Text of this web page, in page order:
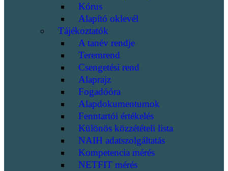
Kórus
Alapító oklevél
Tájékoztatók
A tanév rendje
Teremrend
Csengetési rend
Alaprajz
Fogadóóra
Alapdokumentumok
Fenntartói értékelés
Különös közzétételi lista
NAIH adatszolgáltatás
Kompetencia mérés
NETFIT mérés